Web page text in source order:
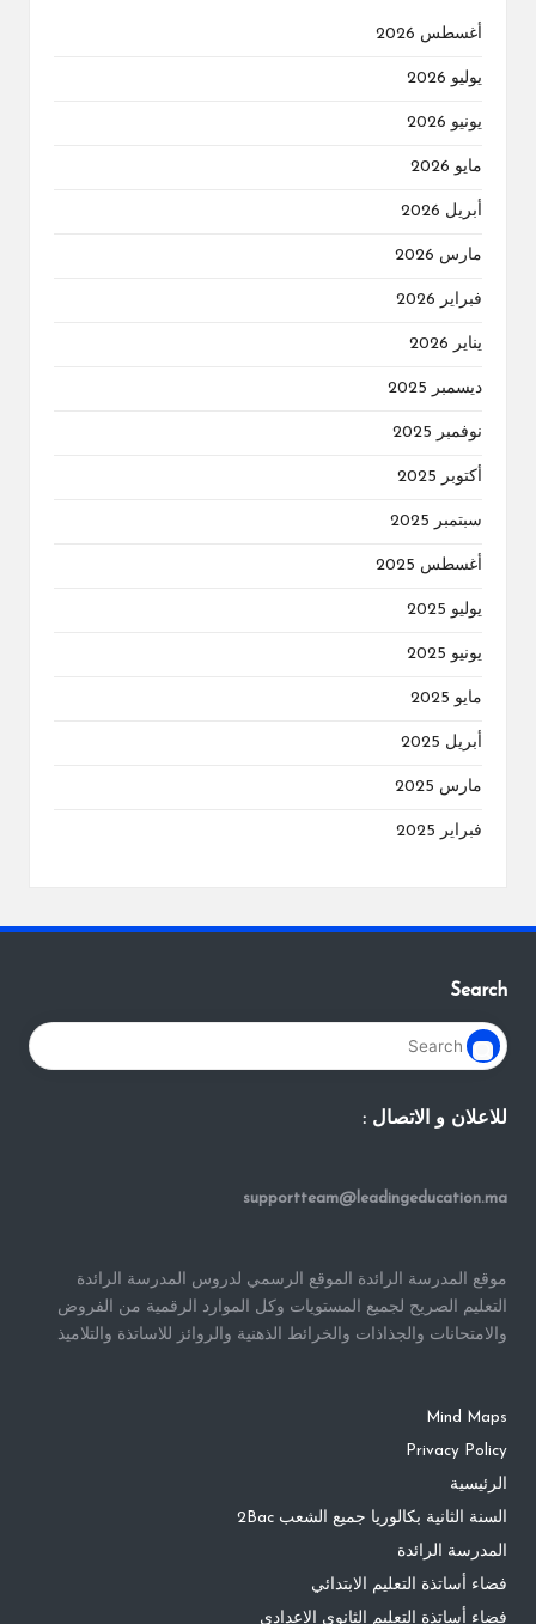
أغسطس 2026
يوليو 2026
يونيو 2026
مايو 2026
أبريل 2026
مارس 2026
فبراير 2026
يناير 2026
ديسمبر 2025
نوفمبر 2025
أكتوبر 2025
سبتمبر 2025
أغسطس 2025
يوليو 2025
يونيو 2025
مايو 2025
أبريل 2025
مارس 2025
فبراير 2025
Search
للاعلان و الاتصال :
supportteam@leadingeducation.ma
موقع المدرسة الرائدة الموقع الرسمي لدروس المدرسة الرائدة
التعليم الصريح لجميع المستويات وكل الموارد الرقمية من الفروض
والامتحانات والجذاذات والخرائط الذهنية والروائز للاساتذة والتلاميذ
Mind Maps
Privacy Policy
الرئيسية
السنة الثانية بكالوريا جميع الشعب 2Bac
المدرسة الرائدة
فضاء أساتذة التعليم الابتدائي
فضاء أساتذة التعليم الثانوي الاعدادي